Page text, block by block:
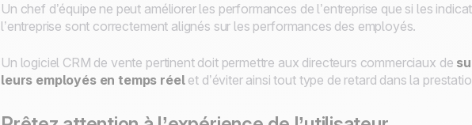
Un chef d’équipe ne peut améliorer les performances de l’entreprise que si les
l’entreprise sont correctement alignés sur les performances des employés.
Un logiciel CRM de vente pertinent doit permettre aux directeurs commerciaux de
leurs employés en temps réelet d’éviter ainsi tout type de retard dans la